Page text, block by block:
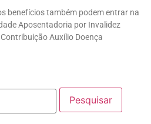
benefícios também podem entrar na
Aposentadoria por Invalidez
Auxílio Doença